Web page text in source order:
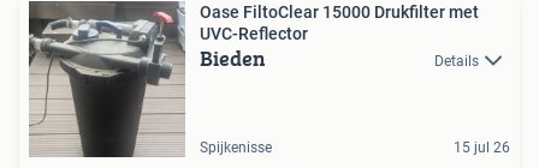
Oase FiltoClear 15000 Drukfilter met
UVC-Reflector
Bieden Details
Spijkenisse 15 jul 26